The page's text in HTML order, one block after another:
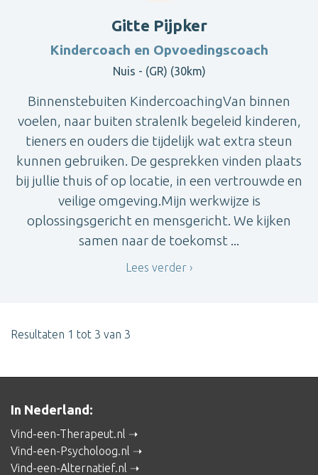
Gitte Pijpker
Kindercoach en Opvoedingscoach
Nuis - (GR) (30km)
Binnenstebuiten KindercoachingVan binnen
voelen, naar buiten stralenIk begeleid kinderen,
tieners en ouders die tijdelijk wat extra steun
kunnen gebruiken. De gesprekken vinden plaats
bij jullie thuis of op locatie, in een vertrouwde en
veilige omgeving.Mijn werkwijze is
oplossingsgericht en mensgericht. We kijken
samen naar de toekomst ...
Lees verder
Resultaten 1 tot 3 van 3
In Nederland:
Vind-een-Therapeut.nl
Vind-een-Psycholoog.nl
Vind-een-Alternatief.nl